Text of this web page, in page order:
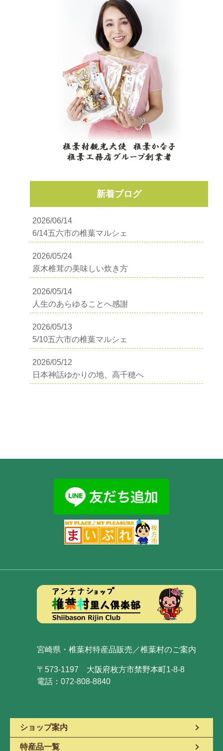
新着ブログ
2026/06/14
6/14五六市の椎葉マルシェ
2026/05/24
原木椎茸の美味しい炊き方
2026/05/14
人生のあらゆることへ感謝
2026/05/13
5/10五六市の椎葉マルシェ
2026/05/12
日本神話ゆかりの地、高千穂へ
宮崎県・椎葉村特産品販売／椎葉村のご案内
〒573-1197 大阪府枚方市禁野本町1-8-8
電話：072-808-8840
ショップ案内
特産品一覧